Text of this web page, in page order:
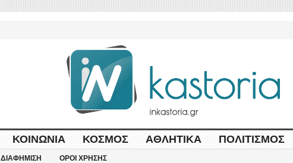
ΚΟΙΝΩΝΊΑ ΚΌΣΜΟΣ ΑΘΛΗΤΙΚΆ ΠΟΛΙΤΙΣΜΌΣ
ΔΙΑΦΉΜΙΣΗ ΌΡΟΙ ΧΡΉΣΗΣ